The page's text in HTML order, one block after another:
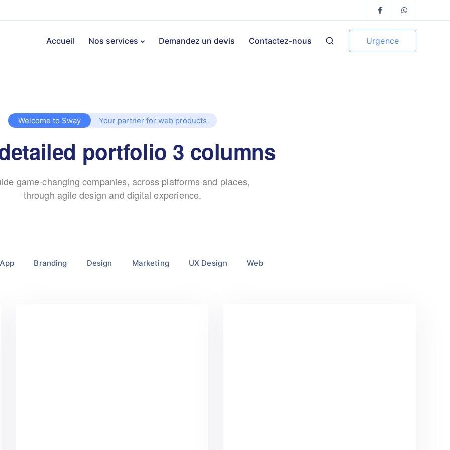
Accueil Nos services Demandez un devis Contactez-nous Urgence
Welcome to Sway Your partner for web products
portfolio 3 columns
game-changing companies, across platforms and places,
through agile design and digital experience.
Branding Design Marketing UX Design Web